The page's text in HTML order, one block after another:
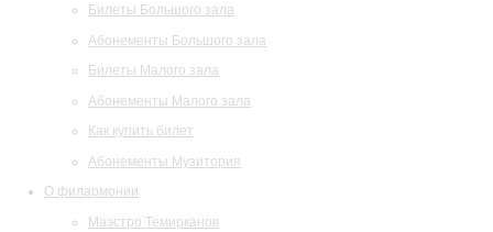
Билеты Большого зала
Абонементы Большого зала
Билеты Малого зала
Абонементы Малого зала
Как купить билет
Абонементы Музитория
О филармонии
Маэстро Темирканов